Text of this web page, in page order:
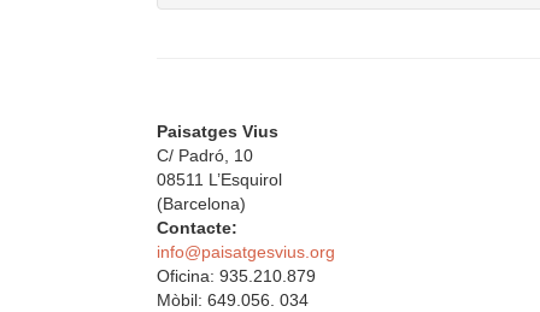
Paisatges Vius
C/ Padró, 10
08511 L’Esquirol
(Barcelona)
Contacte:
info@paisatgesvius.org
Oficina: 935.210.879
Mòbil: 649.056. 034